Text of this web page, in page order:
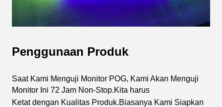
Penggunaan Produk
Saat Kami Menguji Monitor POG, Kami Akan Menguji
Monitor Ini 72 Jam Non-Stop.Kita harus
Ketat dengan Kualitas Produk.Biasanya Kami Siapkan